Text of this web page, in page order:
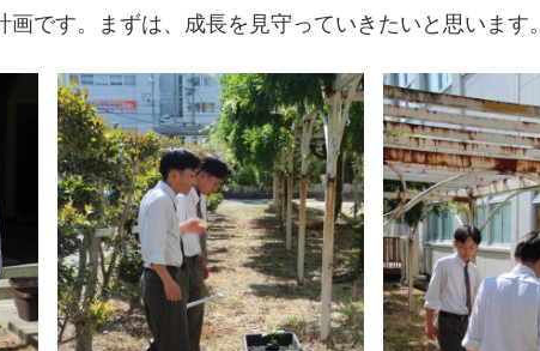
です。まずは、成長を見守っていきたいと思います。